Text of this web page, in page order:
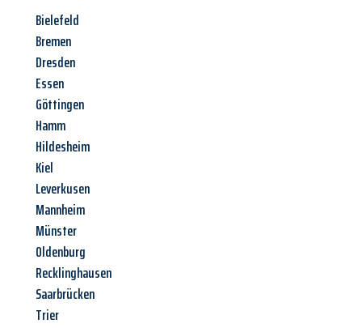
Bielefeld
Bremen
Dresden
Essen
Göttingen
Hamm
Hildesheim
Kiel
Leverkusen
Mannheim
Münster
Oldenburg
Recklinghausen
Saarbrücken
Trier